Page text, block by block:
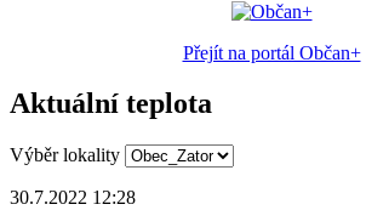
Přejít na portál Občan+
Aktuální teplota
Výběr lokality
30.7.2022 12:28